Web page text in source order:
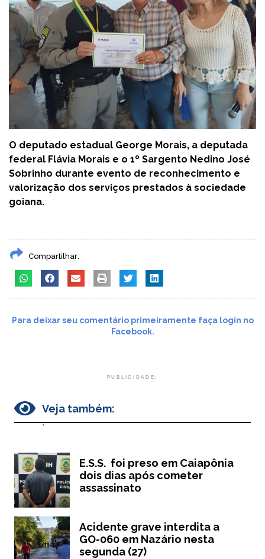
O deputado estadual George Morais, a deputada
federal Flávia Morais e o 1º Sargento Nedino José
Sobrinho durante evento de reconhecimento e
valorização dos serviços prestados à sociedade
goiana.
Compartilhar:
Para deixar seu comentário primeiramente faça login no
Facebook.
PUBLICIDADE:
Veja também:
.
E.S.S. foi preso em Caiapônia
dois dias após cometer
assassinato
Acidente grave interdita a
GO-060 em Nazário nesta
segunda (27)